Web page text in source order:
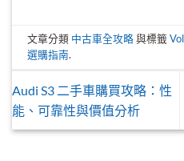
文章分類 中古車全攻略與標籤
選購指南.
Audi S3 二手車購買攻略：性
能、可靠性與價值分析